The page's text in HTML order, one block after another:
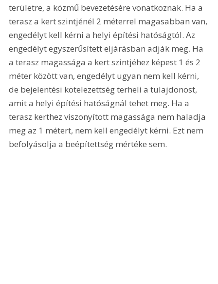
területre, a közmű bevezetésére vonatkoznak. Ha a
terasz a kert szintjénél 2 méterrel magasabban van,
engedélyt kell kérni a helyi építési hatóságtól. Az
engedélyt egyszerűsített eljárásban adják meg. Ha
a terasz magassága a kert szintjéhez képest 1 és 2
méter között van, engedélyt ugyan nem kell kérni,
de bejelentési kötelezettség terheli a tulajdonost,
amit a helyi építési hatóságnál tehet meg. Ha a
terasz kerthez viszonyított magassága nem haladja
meg az 1 métert, nem kell engedélyt kérni. Ezt nem
befolyásolja a beépítettség mértéke sem.